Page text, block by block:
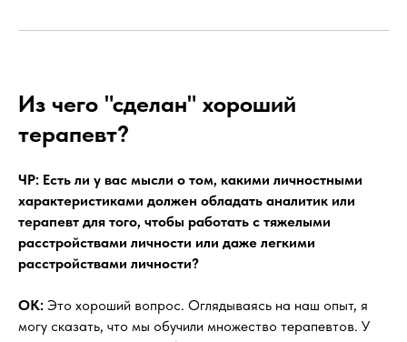
Из чего "сделан" хороший
терапевт?
ЧР: Есть ли у вас мысли о том, какими личностными
характеристиками должен обладать аналитик или
терапевт для того, чтобы работать с тяжелыми
расстройствами личности или даже легкими
расстройствами личности?
OK: Это хороший вопрос. Оглядываясь на наш опыт, я
могу сказать, что мы обучили множество терапевтов. У